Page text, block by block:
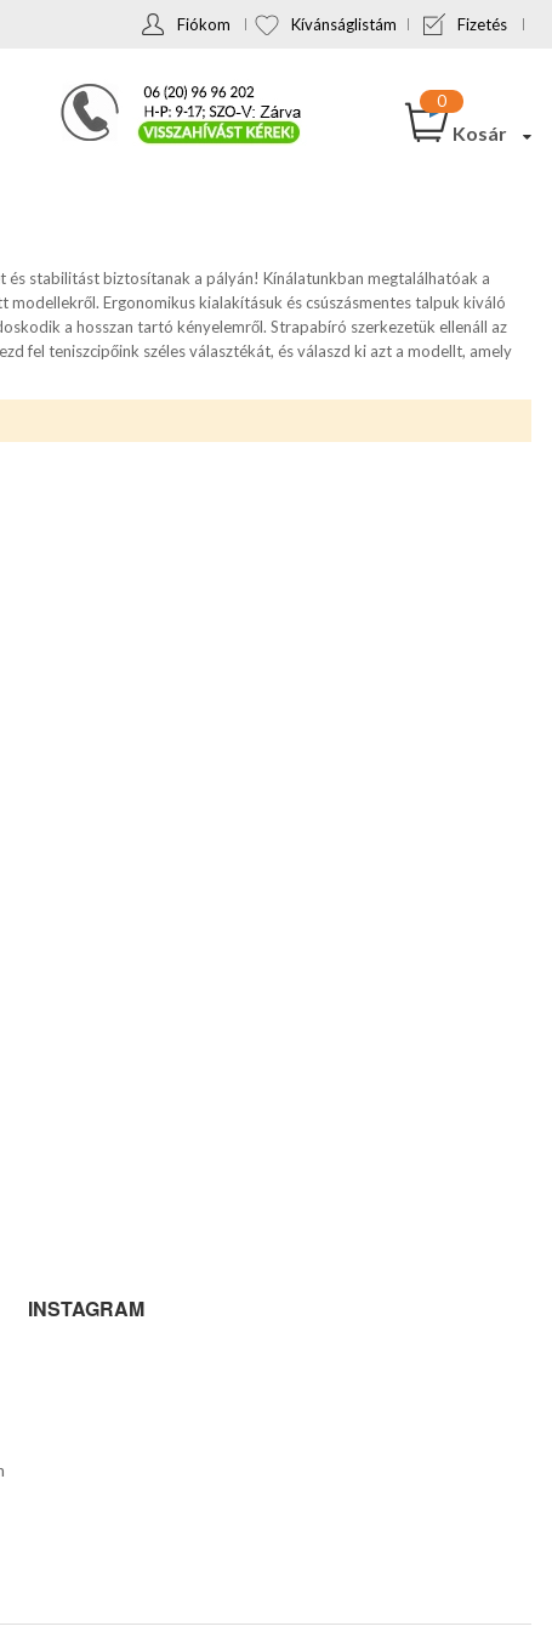
Fiókom Kívánságlistám Fizetés
Kosár
stabilitást biztosítanak a pályán! Kínálatunkban megtalálhatóak a
Ergonomikus kialakításuk és csúszásmentes talpuk kiváló
a hosszan tartó kényelemről. Strapabíró szerkezetük ellenáll az
fel teniszcipőink széles választékát, és válaszd ki azt a modellt, amely
INSTAGRAM